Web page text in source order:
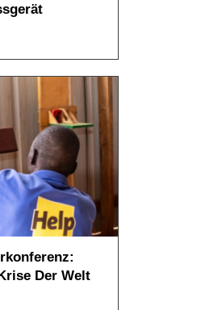
Der Welt